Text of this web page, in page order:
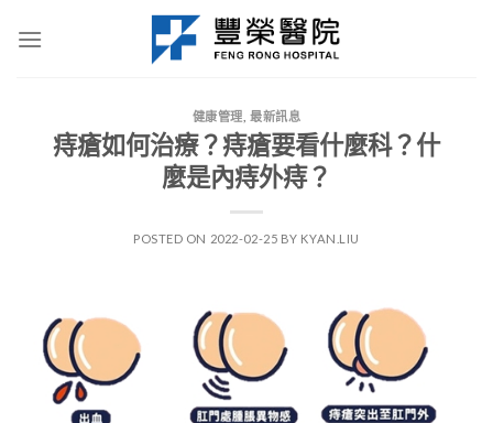
健康管理 ,最新訊息
痔瘡如何治療？痔瘡要看什麼科？什
麼是內痔外痔？
POSTED ON 2022-02-25 BY KYAN.LIU